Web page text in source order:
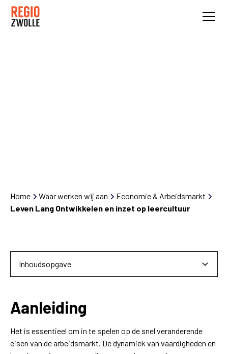
Home Waar werken wij aan
Economie & Arbeidsmarkt
Leven Lang Ontwikkelen en inzet op leercultuur
Inhoudsopgave
Activiteiten2024-2025
Aanleiding
Het is essentieel om in te spelen op de snel veranderende
eisen van de arbeidsmarkt. De dynamiek van vaardigheden en